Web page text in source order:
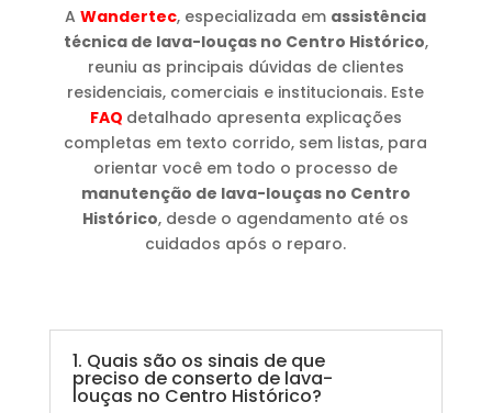
AWandertec, especializada em assistência
técnica de lava-louças no Centro Histórico,
reuniu as principais dúvidas de clientes
residenciais, comerciais e institucionais. Este
FAQ detalhado apresenta explicações
completas em texto corrido, sem listas, para
orientar você em todo o processo de
manutenção de lava-louças no Centro
Histórico, desde o agendamento até os
cuidados após o reparo.
1. Quais são os sinais de que
preciso de conserto de lava-
louças no Centro Histórico?